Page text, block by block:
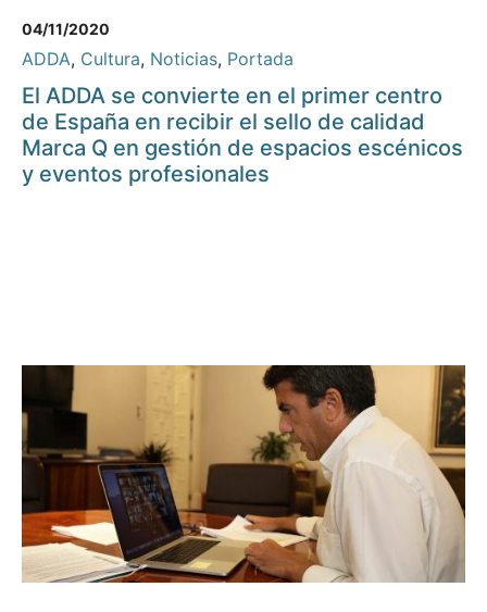
04/11/2020
ADDA, Cultura, Noticias, Portada
El ADDA se convierte en el primer centro
de España en recibir el sello de calidad
Marca Q en gestión de espacios escénicos
y eventos profesionales